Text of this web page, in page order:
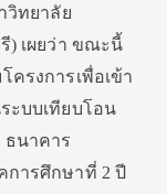
ทยาลัย
) เผยว่า ขณะนี้
ครงการเพื่อเข้า
ะบบเทียบโอน
ธนาคาร
ารศึกษาที่ 2 ปี